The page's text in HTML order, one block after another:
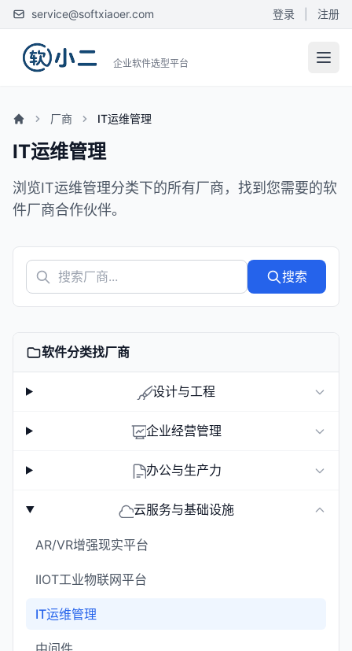
service@softxiaoer.com 登录 注册
企业软件选型平台
厂商 IT运维管理
IT运维管理
浏览IT运维管理分类下的所有厂商，找到您需要的软
件厂商合作伙伴。
搜索
软件分类找厂商
设计与工程
企业经营管理
办公与生产力
云服务与基础设施
AR/VR增强现实平台
IIOT工业物联网平台
IT运维管理